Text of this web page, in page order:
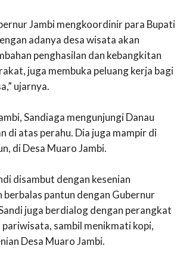
Jambi mengkoordinir para Bupati
adanya desa wisata akan
penghasilan dan kebangkitan
juga membuka peluang kerja bagi
ujarnya.
Sandiaga mengunjungi Danau
di atas perahu. Dia juga mampir di
di Desa Muaro Jambi.
disambut dengan kesenian
berbalas pantun dengan Gubernur
juga berdialog dengan perangkat
pariwisata, sambil menikmati kopi,
Desa Muaro Jambi.